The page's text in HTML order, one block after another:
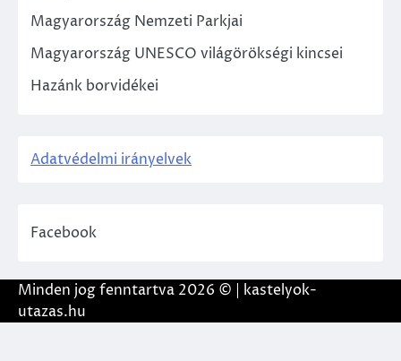
Magyarország Nemzeti Parkjai
Magyarország UNESCO világörökségi kincsei
Hazánk borvidékei
Adatvédelmi irányelvek
Facebook
Minden jog fenntartva 2026 © | kastelyok-
utazas.hu